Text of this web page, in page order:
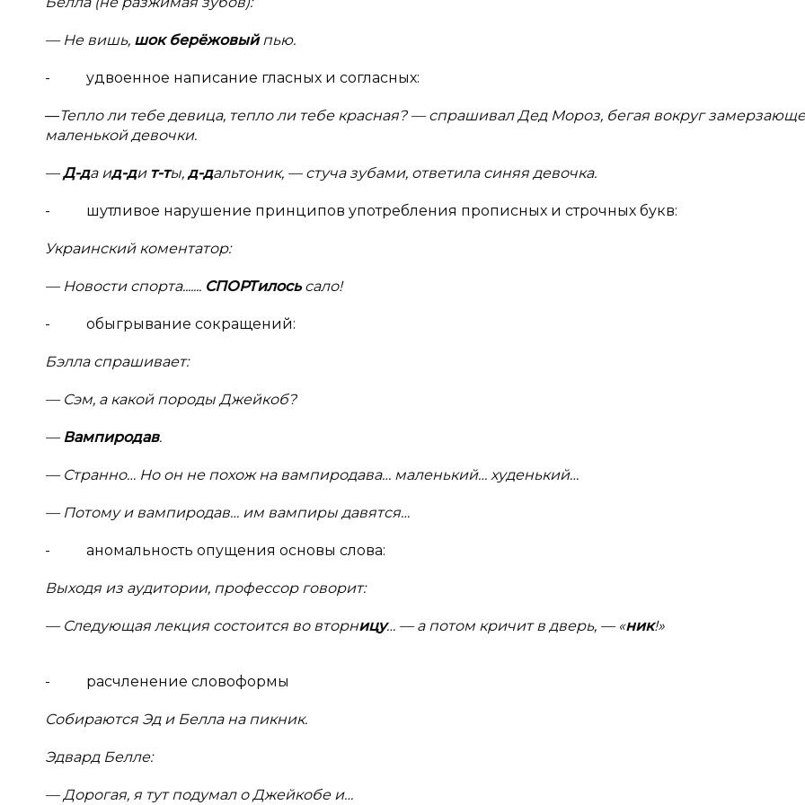
— Не вишь, шок берёжовыйпью.
- удвоенное написание гласных и согласных:
—Тепло ли тебе девица, тепло ли тебе красная? — спрашивал Дед Мороз, бегая вокруг
маленькой девочки.
—Д-да ид-ди т-ты, д-дальтоник, — стуча зубами, ответила синяя девочка.
- шутливое нарушение принципов употребления прописных и строчных букв:
Украинский коментатор:
— Новости спорта....... СПОРТилосьсало!
- обыгрывание сокращений:
Бэлла спрашивает:
— Сэм, а какой породы Джейкоб?
— Вампиродав.
— Странно… Но он не похож на вампиродава… маленький… худенький…
— Потому и вампиродав… им вампиры давятся…
- аномальность опущения основы слова:
Выходя из аудитории, профессор говорит:
— Следующая лекция состоится во вторницу… — а потом кричит в дверь, — «ник!»
- расчленение словоформы
Собираются Эд и Белла на пикник.
Эдвард Белле:
— Дорогая, я тут подумал о Джейкобе и…